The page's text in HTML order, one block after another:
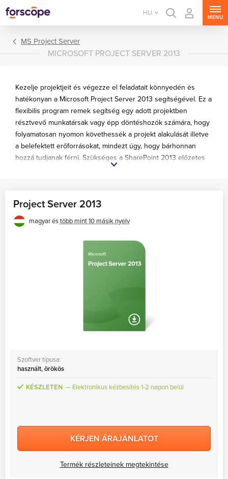
HU
MENU
MS Windows Server
MS SharePoint Server
MS Project Server
MS Skype for Business Server
MS System Center
MS Project Server
MICROSOFT PROJECT SERVER 2013
Kezelje projektjeit és végezze el feladatait könnyedén és
hatékonyan a Microsoft Project Server 2013 segítségével. Ez a
flexibilis program remek segítség egy adott projektben
résztvevő munkatársak vagy épp döntéshozók számára, hogy
folyamatosan nyomon követhessék a projekt alakulását illetve
a belefektett erőforrásokat, mindezt úgy, hogy bárhonnan
hozzá tudjanak férni. Szükséges a SharePoint 2013 előzetes
Project Server 2013
magyar éstöbb mint 10 másik nyelv
Szoftver típusa:
használt, örökös
KÉSZLETEN Elektronikus kézbesítés 1-2 napon belül
KÉRJEN ÁRAJÁNLATOT
Termék részleteinek megtekintése